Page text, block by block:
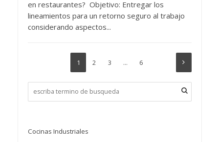
en restaurantes? Objetivo: Entregar los
lineamientos para un retorno seguro al trabajo
considerando aspectos...
1 2 3 … 6
Cocinas Industriales